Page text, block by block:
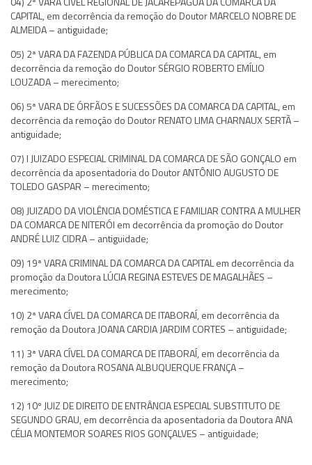
CAPITAL, em decorrência da remoção do Doutor MARCELO NOBRE DE
ALMEIDA – antiguidade;
05) 2ª VARA DA FAZENDA PÚBLICA DA COMARCA DA CAPITAL, em
decorrência da remoção do Doutor SÉRGIO ROBERTO EMÍLIO
LOUZADA – merecimento;
06) 5ª VARA DE ÓRFÃOS E SUCESSÕES DA COMARCA DA CAPITAL, em
decorrência da remoção do Doutor RENATO LIMA CHARNAUX SERTÃ –
antiguidade;
07) I JUIZADO ESPECIAL CRIMINAL DA COMARCA DE SÃO GONÇALO em
decorrência da aposentadoria do Doutor ANTÔNIO AUGUSTO DE
TOLEDO GASPAR – merecimento;
08) JUIZADO DA VIOLÊNCIA DOMÉSTICA E FAMILIAR CONTRA A MULHER
DA COMARCA DE NITERÓI em decorrência da promoção do Doutor
ANDRÉ LUIZ CIDRA – antiguidade;
09) 19ª VARA CRIMINAL DA COMARCA DA CAPITAL em decorrência da
promoção da Doutora LÚCIA REGINA ESTEVES DE MAGALHÃES –
merecimento;
10) 2ª VARA CÍVEL DA COMARCA DE ITABORAÍ, em decorrência da
remoção da Doutora JOANA CARDIA JARDIM CORTES – antiguidade;
11) 3ª VARA CÍVEL DA COMARCA DE ITABORAÍ, em decorrência da
remoção da Doutora ROSANA ALBUQUERQUE FRANÇA –
merecimento;
12) 10º JUIZ DE DIREITO DE ENTRÂNCIA ESPECIAL SUBSTITUTO DE
SEGUNDO GRAU, em decorrência da aposentadoria da Doutora ANA
CÉLIA MONTEMOR SOARES RIOS GONÇALVES – antiguidade;